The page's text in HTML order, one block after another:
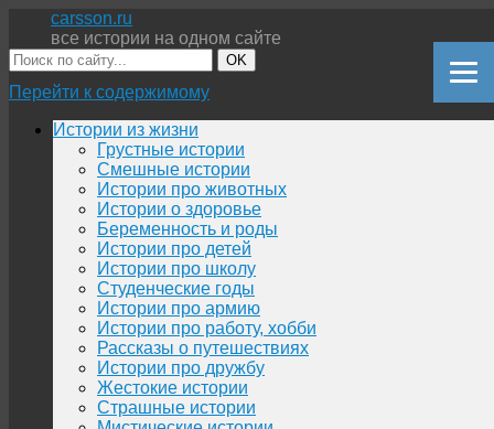
carsson.ru
все истории на одном сайте
OK
Перейти к содержимому
Истории из жизни
Грустные истории
Смешные истории
Истории про животных
Истории о здоровье
Беременность и роды
Истории про детей
Истории про школу
Студенческие годы
Истории про армию
Истории про работу, хобби
Рассказы о путешествиях
Истории про дружбу
Жестокие истории
Страшные истории